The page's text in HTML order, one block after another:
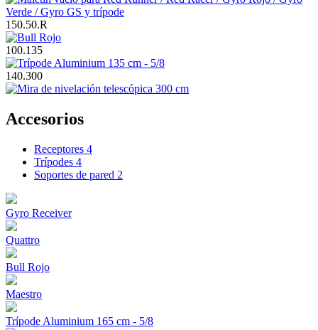
150.50.R
100.135
140.300
Accesorios
Receptores 4
Trípodes 4
Soportes de pared 2
Gyro Receiver
Quattro
Bull Rojo
Maestro
Trípode Aluminium 165 cm - 5/8